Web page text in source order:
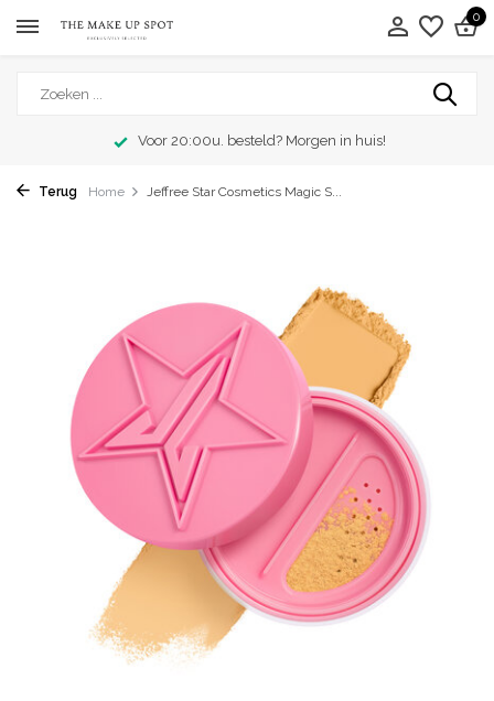
0
Voor 20:00u. besteld? Morgen in huis!
Terug Home Jeffree Star Cosmetics Magic S...